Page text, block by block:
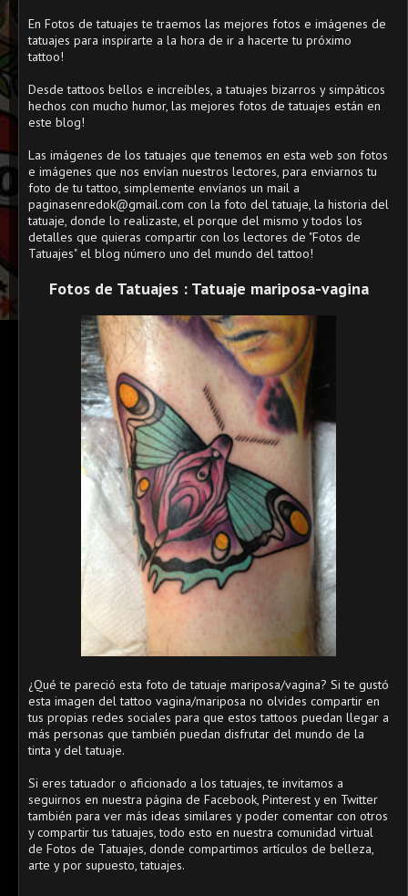
En Fotos de tatuajes te traemos las mejores fotos e imágenes de
tatuajes para inspirarte a la hora de ir a hacerte tu próximo
tattoo!
Desde tattoos bellos e increíbles, a tatuajes bizarros y simpáticos
hechos con mucho humor, las mejores fotos de tatuajes están en
este blog!
Las imágenes de los tatuajes que tenemos en esta web son fotos
e imágenes que nos envían nuestros lectores, para enviarnos tu
foto de tu tattoo, simplemente envíanos un mail a
paginasenredok@gmail.com con la foto del tatuaje, la historia del
tatuaje, donde lo realizaste, el porque del mismo y todos los
detalles que quieras compartir con los lectores de "Fotos de
Tatuajes" el blog número uno del mundo del tattoo!
Fotos de Tatuajes : Tatuaje mariposa-vagina
¿Qué te pareció esta foto de tatuaje mariposa/vagina? Si te gustó
esta imagen del tattoo vagina/mariposa no olvides compartir en
tus propias redes sociales para que estos tattoos puedan llegar a
más personas que también puedan disfrutar del mundo de la
tinta y del tatuaje.
Si eres tatuador o aficionado a los tatuajes, te invitamos a
seguirnos en nuestra página de Facebook, Pinterest y en Twitter
también para ver más ideas similares y poder comentar con otros
y compartir tus tatuajes, todo esto en nuestra comunidad virtual
de Fotos de Tatuajes, donde compartimos artículos de belleza,
arte y por supuesto, tatuajes.